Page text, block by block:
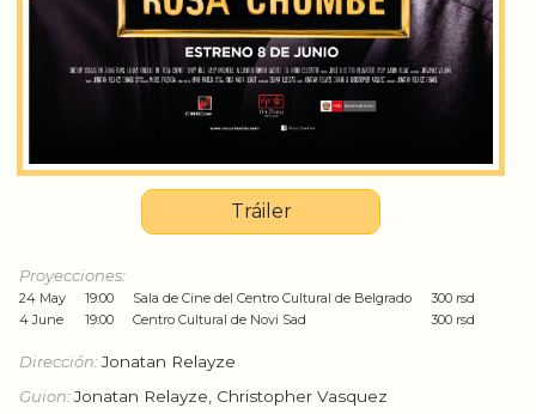
Tráiler
Proyecciones:
24 May 19:00 Sala de Cine del Centro Cultural de Belgrado
300 rsd
4 June
19:00 Centro Cultural de Novi Sad 300 rsd
Dirección:Jonatan Relayze
Guion:Jonatan Relayze, Christopher Vasquez